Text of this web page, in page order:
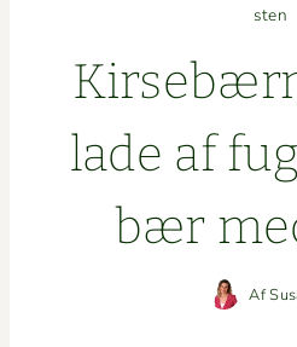
sten
lade af
bær
Af